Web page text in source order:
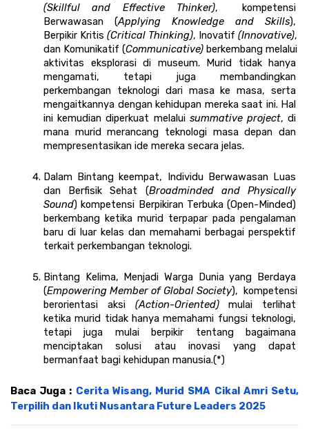
(Skillful and Effective Thinker),  kompetensi
Berwawasan (Applying Knowledge and Skills),
Berpikir Kritis (Critical Thinking), Inovatif (Innovative),
dan Komunikatif (Communicative) berkembang melalui
aktivitas eksplorasi di museum. Murid tidak hanya
mengamati, tetapi juga membandingkan
perkembangan teknologi dari masa ke masa, serta
mengaitkannya dengan kehidupan mereka saat ini. Hal
ini kemudian diperkuat melalui summative project, di
mana murid merancang teknologi masa depan dan
mempresentasikan ide mereka secara jelas.
Dalam Bintang keempat, Individu Berwawasan Luas
dan Berfisik Sehat (Broadminded and Physically
Sound) kompetensi Berpikiran Terbuka (Open-Minded)
berkembang ketika murid terpapar pada pengalaman
baru di luar kelas dan memahami berbagai perspektif
terkait perkembangan teknologi.
Bintang Kelima, Menjadi Warga Dunia yang Berdaya
(Empowering Member of Global Society),  kompetensi
berorientasi aksi (Action-Oriented) mulai terlihat
ketika murid tidak hanya memahami fungsi teknologi,
tetapi juga mulai berpikir tentang bagaimana
menciptakan solusi atau inovasi yang dapat
bermanfaat bagi kehidupan manusia.(*)
Baca Juga : Cerita Wisang, Murid SMA Cikal Amri Setu,
Terpilih dan Ikuti Nusantara Future Leaders 2025